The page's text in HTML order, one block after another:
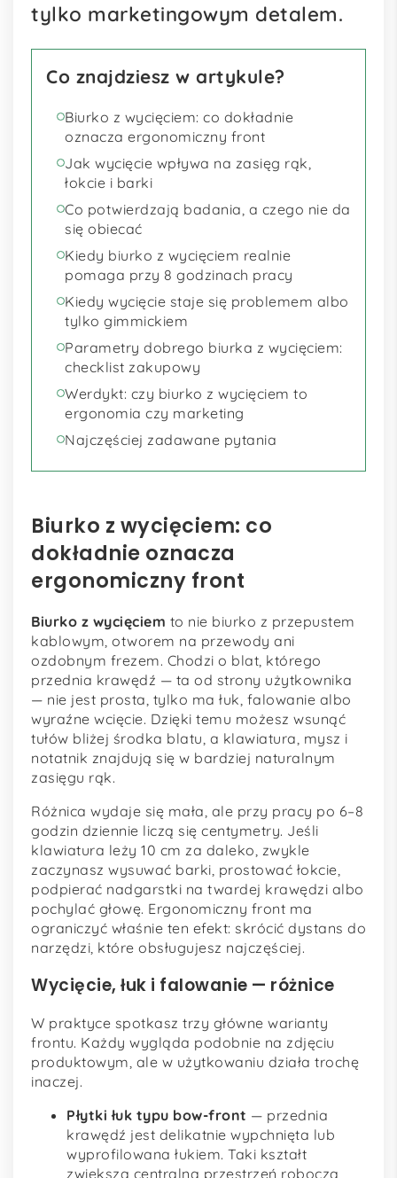
tylko marketingowym detalem.
Co znajdziesz w artykule?
Biurko z wycięciem: co dokładnie
oznacza ergonomiczny front
Jak wycięcie wpływa na zasięg rąk,
łokcie i barki
Co potwierdzają badania, a czego nie da
się obiecać
Kiedy biurko z wycięciem realnie
pomaga przy 8 godzinach pracy
Kiedy wycięcie staje się problemem albo
tylko gimmickiem
Parametry dobrego biurka z wycięciem:
checklist zakupowy
Werdykt: czy biurko z wycięciem to
ergonomia czy marketing
Najczęściej zadawane pytania
Biurko z wycięciem: co
dokładnie oznacza
ergonomiczny front
Biurko z wycięciem to nie biurko z przepustem
kablowym, otworem na przewody ani
ozdobnym frezem. Chodzi o blat, którego
przednia krawędź — ta od strony użytkownika
— nie jest prosta, tylko ma łuk, falowanie albo
wyraźne wcięcie. Dzięki temu możesz wsunąć
tułów bliżej środka blatu, a klawiatura, mysz i
notatnik znajdują się w bardziej naturalnym
zasięgu rąk.
Różnica wydaje się mała, ale przy pracy po 6–8
godzin dziennie liczą się centymetry. Jeśli
klawiatura leży 10 cm za daleko, zwykle
zaczynasz wysuwać barki, prostować łokcie,
podpierać nadgarstki na twardej krawędzi albo
pochylać głowę. Ergonomiczny front ma
ograniczyć właśnie ten efekt: skrócić dystans do
narzędzi, które obsługujesz najczęściej.
Wycięcie, łuk i falowanie — różnice
W praktyce spotkasz trzy główne warianty
frontu. Każdy wygląda podobnie na zdjęciu
produktowym, ale w użytkowaniu działa trochę
inaczej.
Płytki łuk typu bow-front — przednia
krawędź jest delikatnie wypchnięta lub
wyprofilowana łukiem. Taki kształt
zwiększa centralną przestrzeń roboczą